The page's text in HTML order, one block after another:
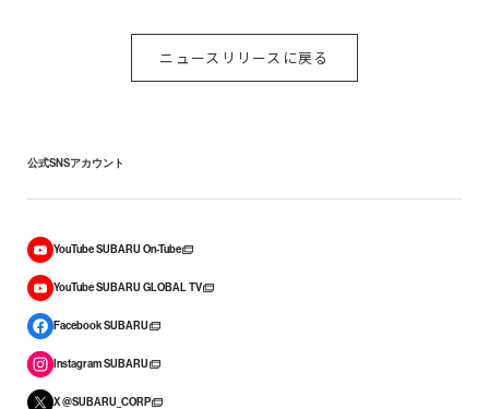
ニュースリリースに戻る
公式SNSアカウント
YouTube SUBARU On-Tube
YouTube SUBARU GLOBAL TV
Facebook SUBARU
Instagram SUBARU
X @SUBARU_CORP